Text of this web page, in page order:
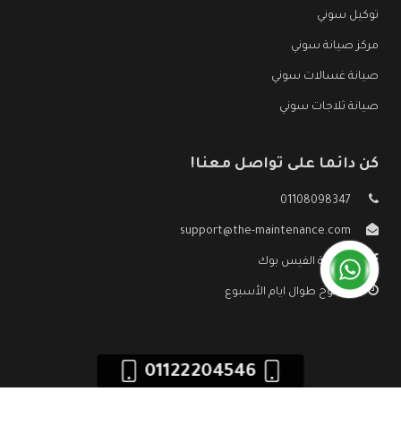
توكيل سوني
مركز صيانة سوني
صيانة غسالات سوني
صيانة ثلاجات سوني
كن دائما على تواصل معنا!
01108098347
support@the-maintenance.com
صفحة الفيس بوك
مفتوح طوال ايام الأسبوع
01122204546